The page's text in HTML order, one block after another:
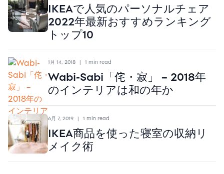
IKEAで人気のパーソナルチェア
2022年最新おすすめランキング
トップ10
1月 14, 2018 | 1 min read
Wabi-Sabi「侘・寂」 – 2018年
のインテリアは和の年か
6月 7, 2019 | 1 min read
IKEA商品を使った寝室の収納リ
メイク術